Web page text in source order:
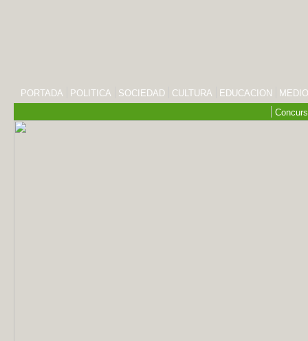
PORTADA POLITICA SOCIEDAD CULTURA EDUCACION